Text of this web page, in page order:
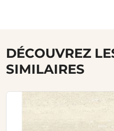
DÉCOUVREZ
SIMILAIRES